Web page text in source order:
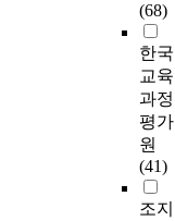
(68)
한국
교육
과정
평가
원
(41)
조지